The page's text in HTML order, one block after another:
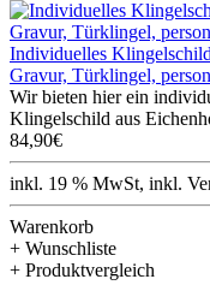
Individuelles
Gravur, Türklingel,
Wir bieten hier ein
Klingelschild aus
84,90€
inkl. 19 % MwSt, inkl.
Warenkorb
+ Wunschliste
+ Produktvergleich